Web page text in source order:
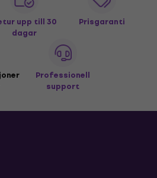
upp till 30
dagar
Prisgaranti
Professionell
support